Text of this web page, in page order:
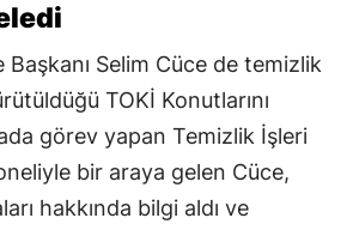
Başkanı Selim Cüce de temizlik
TOKİ Konutlarını
görev yapan Temizlik İşleri
bir araya gelen Cüce,
hakkında bilgi aldı ve